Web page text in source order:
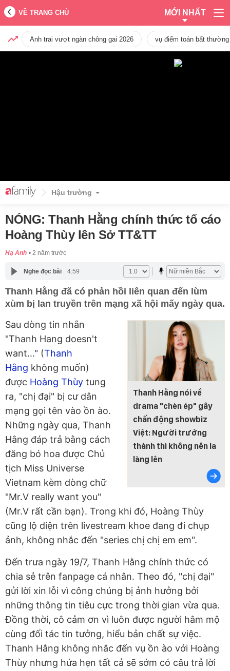
VỀ TRANG CHỦ MỚI NHẤT
Anh trai vượt ngàn chông gai 2026 vụ điểm toán bất
Hậu trường
NÓNG: Thanh Hằng chính thức tố cáo
Hoàng Thùy lên Sở TT&TT
Hạ Anh 2 năm trước
Nghe đọc bài 4:59
Thanh Hằng đã có phản hồi liên quan đến lùm
xùm bị lan truyền trên mạng xã hội mấy ngày qua.
Thanh Hằng nói về
drama "chèn ép" gây
chấn động showbiz
Việt: Người trưởng
thành thì không nên la
làng lên
Sau dòng tin nhắn
"Thanh Hang doesn't
want..." (Thanh
Hằng không muốn)
được Hoàng Thùy tung
ra, "chị đại" bị cư dân
mạng gọi tên vào ồn ào.
Những ngày qua, Thanh
Hằng đáp trả bằng cách
đăng bó hoa được Chủ
tịch Miss Universe
Vietnam kèm dòng chữ
"Mr.V really want you"
(Mr.V rất cần bạn). Trong khi đó, Hoàng Thùy
cũng lộ diện trên livestream khoe đang đi chụp
ảnh, không nhắc đến "series chị chị em em".
Đến trưa ngày 19/7, Thanh Hằng chính thức có
chia sẻ trên fanpage cá nhân. Theo đó, "chị đại"
gửi lời xin lỗi vì công chúng bị ảnh hưởng bởi
những thông tin tiêu cực trong thời gian vừa qua.
Đồng thời, cô cảm ơn vì luôn được người hâm mộ
cùng đối tác tin tưởng, hiểu bản chất sự việc.
Thanh Hằng không nhắc đến vụ ồn ào với Hoàng
Thùy nhưng hứa hẹn tất cả sẽ sớm có câu trả lời